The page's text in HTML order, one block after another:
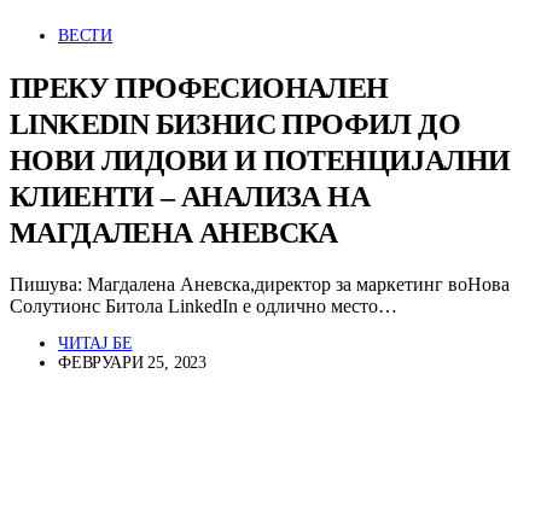
ВЕСТИ
ПРЕКУ ПРОФЕСИОНАЛЕН
LINKEDIN БИЗНИС ПРОФИЛ ДО
НОВИ ЛИДОВИ И ПОТЕНЦИЈАЛНИ
КЛИЕНТИ – АНАЛИЗА НА
МАГДАЛЕНА АНЕВСКА
Пишува: Магдалена Аневска,директор за маркетинг воНова
Солутионс Битола LinkedIn е одлично место…
ЧИТАЈ БЕ
ФЕВРУАРИ 25, 2023